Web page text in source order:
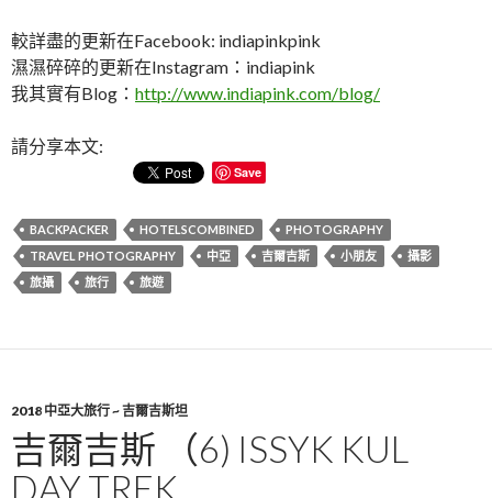
較詳盡的更新在Facebook: indiapinkpink
濕濕碎碎的更新在Instagram：indiapink
我其實有Blog： http://www.indiapink.com/blog/
請分享本文:
Save
BACKPACKER HOTELSCOMBINED
PHOTOGRAPHY
TRAVEL PHOTOGRAPHY
中亞 吉爾吉斯 小朋友
攝影
旅攝
旅行 旅遊
2018 中亞大旅行 ~ 吉爾吉斯坦
吉爾吉斯 （6) ISSYK KUL
DAY TREK